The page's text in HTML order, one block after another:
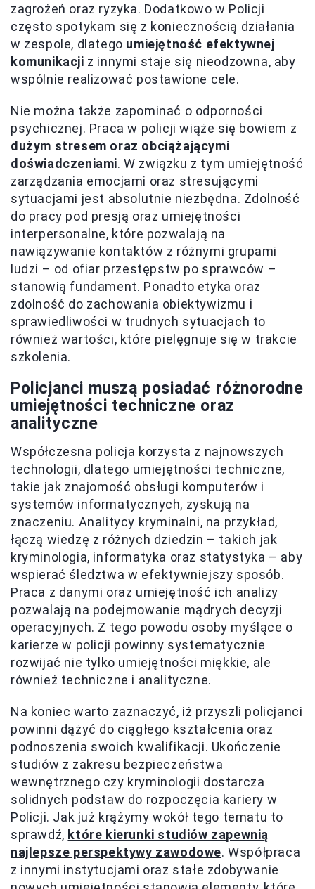
zagrożeń oraz ryzyka. Dodatkowo w Policji
często spotykam się z koniecznością działania
w zespole, dlatego umiejętność efektywnej
komunikacji z innymi staje się nieodzowna, aby
wspólnie realizować postawione cele.
Nie można także zapominać o odporności
psychicznej. Praca w policji wiąże się bowiem z
dużym stresem oraz obciążającymi
doświadczeniami. W związku z tym umiejętność
zarządzania emocjami oraz stresującymi
sytuacjami jest absolutnie niezbędna. Zdolność
do pracy pod presją oraz umiejętności
interpersonalne, które pozwalają na
nawiązywanie kontaktów z różnymi grupami
ludzi – od ofiar przestępstw po sprawców –
stanowią fundament. Ponadto etyka oraz
zdolność do zachowania obiektywizmu i
sprawiedliwości w trudnych sytuacjach to
również wartości, które pielęgnuje się w trakcie
szkolenia.
Policjanci muszą posiadać różnorodne
umiejętności techniczne oraz
analityczne
Współczesna policja korzysta z najnowszych
technologii, dlatego umiejętności techniczne,
takie jak znajomość obsługi komputerów i
systemów informatycznych, zyskują na
znaczeniu. Analitycy kryminalni, na przykład,
łączą wiedzę z różnych dziedzin – takich jak
kryminologia, informatyka oraz statystyka – aby
wspierać śledztwa w efektywniejszy sposób.
Praca z danymi oraz umiejętność ich analizy
pozwalają na podejmowanie mądrych decyzji
operacyjnych. Z tego powodu osoby myślące o
karierze w policji powinny systematycznie
rozwijać nie tylko umiejętności miękkie, ale
również techniczne i analityczne.
Na koniec warto zaznaczyć, iż przyszli policjanci
powinni dążyć do ciągłego kształcenia oraz
podnoszenia swoich kwalifikacji. Ukończenie
studiów z zakresu bezpieczeństwa
wewnętrznego czy kryminologii dostarcza
solidnych podstaw do rozpoczęcia kariery w
Policji. Jak już krążymy wokół tego tematu to
sprawdź, które kierunki studiów zapewnią
najlepsze perspektywy zawodowe. Współpraca
z innymi instytucjami oraz stałe zdobywanie